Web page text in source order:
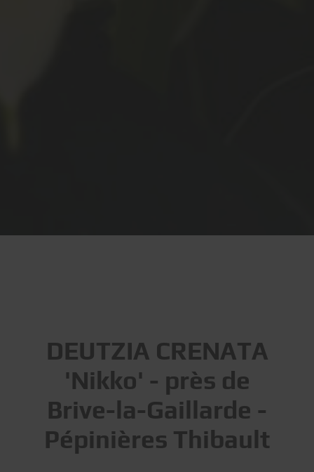
DEUTZIA CRENATA
'Nikko' - près de
Brive-la-Gaillarde -
Pépinières Thibault